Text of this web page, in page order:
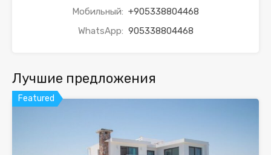
Мобильный: +905338804468
WhatsApp: 905338804468
Лучшие предложения
Featured